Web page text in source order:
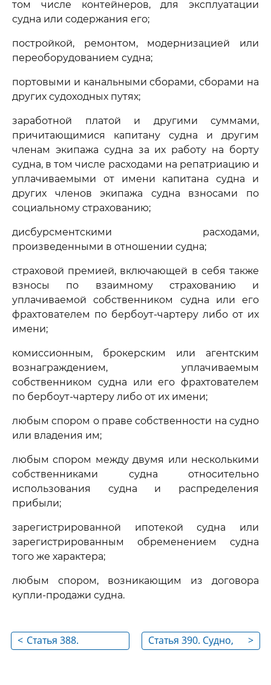
том числе контейнеров, для эксплуатации
судна или содержания его;
постройкой, ремонтом, модернизацией или
переоборудованием судна;
портовыми и канальными сборами, сборами на
других судоходных путях;
заработной платой и другими суммами,
причитающимися капитану судна и другим
членам экипажа судна за их работу на борту
судна, в том числе расходами на репатриацию и
уплачиваемыми от имени капитана судна и
других членов экипажа судна взносами по
социальному страхованию;
дисбурсментскими расходами,
произведенными в отношении судна;
страховой премией, включающей в себя также
взносы по взаимному страхованию и
уплачиваемой собственником судна или его
фрахтователем по бербоут-чартеру либо от их
имени;
комиссионным, брокерским или агентским
вознаграждением, уплачиваемым
собственником судна или его фрахтователем
по бербоут-чартеру либо от их имени;
любым спором о праве собственности на судно
или владения им;
любым спором между двумя или несколькими
собственниками судна относительно
использования судна и распределения
прибыли;
зарегистрированной ипотекой судна или
зарегистрированным обременением судна
того же характера;
любым спором, возникающим из договора
купли-продажи судна.
< Статья 388.
>
Статья 390. Судно,